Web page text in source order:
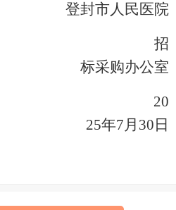
登封市人民医院
招
标采购办公室
20
25年7月30日